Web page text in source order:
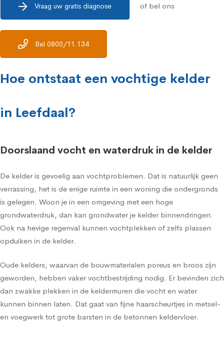
Vraag uw gratis diagnose of bel ons
Bel 0800/11.134
Hoe ontstaat een vochtige kelder
in Leefdaal?
Doorslaand vocht en waterdruk in de kelder
De kelder is gevoelig aan vochtproblemen. Dat is natuurlijk geen
verrassing, het is de enige ruimte in een woning die ondergronds
is gelegen. Woon je in een omgeving met een hoge
grondwaterdruk, dan kan grondwater je kelder binnendringen.
Ook na hevige regenval kunnen vochtplekken of zelfs plassen
opduiken in de kelder.
Oude kelders, waarvan de bouwmaterialen poreus en broos zijn
geworden, hebben vaker vochtbestrijding nodig. Er bevinden zich
dan zwakke plekken in de keldermuren die vocht en water
kunnen binnen laten. Dat gaat van fijne haarscheurtjes in metsel-
en voegwerk tot grote barsten in de betonnen keldervloer.